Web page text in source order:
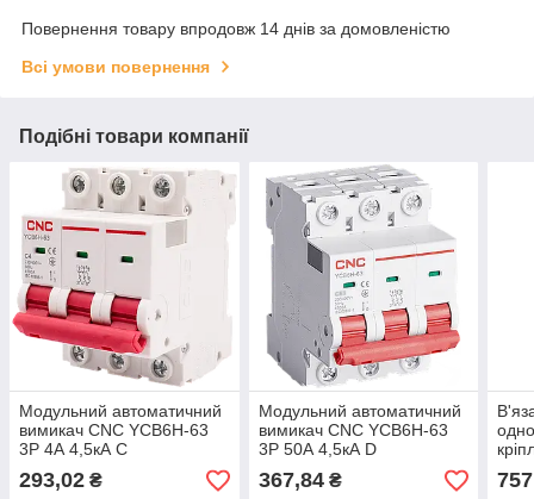
Повернення товару впродовж 14 днів за домовленістю
Всі умови повернення
Подібні товари компанії
Модульний автоматичний
вимикач CNC YCB6Н-63
3Р 4А 4,5кА С
(Б00029760) для захисту
електричних кіл
293,02 ₴
Модульний автоматичний
вимикач CNC YCB6Н-63
3Р 50А 4,5кА D
(Б00034986) для захисту
електричних кіл
367,84₴
2,5
757